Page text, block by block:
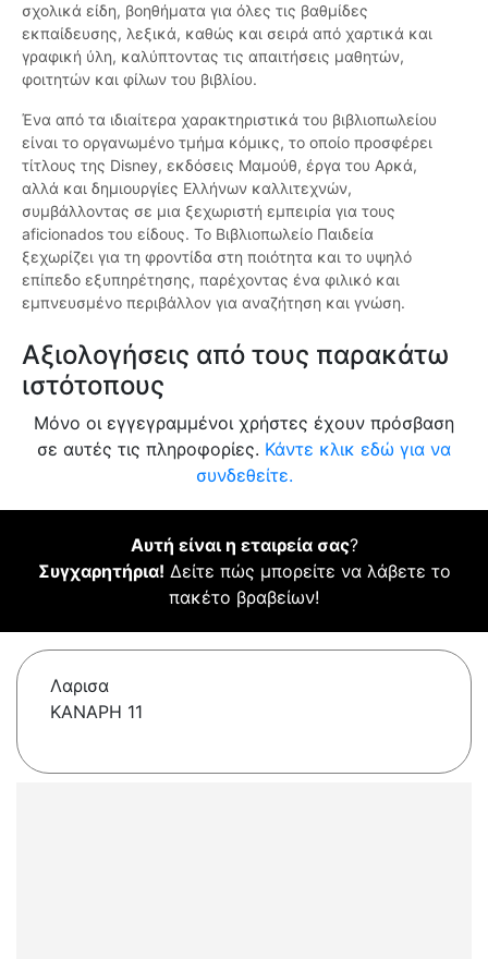
σχολικά είδη, βοηθήματα για όλες τις βαθμίδες
εκπαίδευσης, λεξικά, καθώς και σειρά από χαρτικά και
γραφική ύλη, καλύπτοντας τις απαιτήσεις μαθητών,
φοιτητών και φίλων του βιβλίου.
Ένα από τα ιδιαίτερα χαρακτηριστικά του βιβλιοπωλείου
είναι το οργανωμένο τμήμα κόμικς, το οποίο προσφέρει
τίτλους της Disney, εκδόσεις Μαμούθ, έργα του Αρκά,
αλλά και δημιουργίες Ελλήνων καλλιτεχνών,
συμβάλλοντας σε μια ξεχωριστή εμπειρία για τους
aficionados του είδους. Το Βιβλιοπωλείο Παιδεία
ξεχωρίζει για τη φροντίδα στη ποιότητα και το υψηλό
επίπεδο εξυπηρέτησης, παρέχοντας ένα φιλικό και
εμπνευσμένο περιβάλλον για αναζήτηση και γνώση.
Αξιολογήσεις από τους παρακάτω
ιστότοπους
Μόνο οι εγγεγραμμένοι χρήστες έχουν πρόσβαση
σε αυτές τις πληροφορίες. Κάντε κλικ εδώ για να
συνδεθείτε.
Αυτή είναι η εταιρεία σας?
Συγχαρητήρια! Δείτε πώς μπορείτε να λάβετε το
πακέτο βραβείων!
Λαρισα
ΚΑΝΑΡΗ 11